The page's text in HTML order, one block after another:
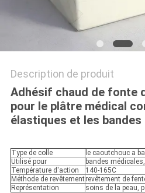
Description de produit
Adhésif chaud de fonte
pour le plâtre médical
élastiques et les
Type de colle
le caoutchouc a
Utilisé pour
bandes
Température d'action
140-165C
Méthode de revêtementrevêtement de
Représentation
soins de la peau,